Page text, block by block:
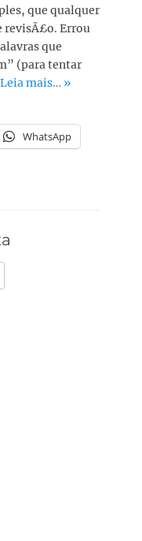
que qualquer
revisÃ£o. Errou
que
(para tentar
Leia mais… »
WhatsApp